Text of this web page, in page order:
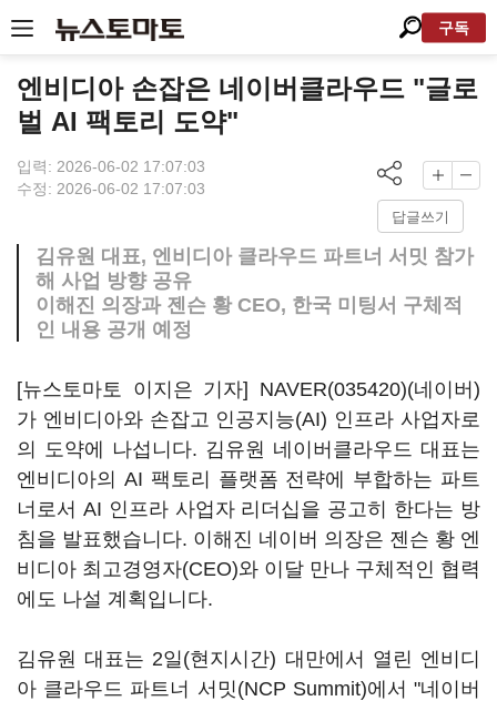
구독
엔비디아 손잡은 네이버클라우드 "글로
벌 AI 팩토리 도약"
입력: 2026-06-02 17:07:03
수정: 2026-06-02 17:07:03
답글쓰기
김유원 대표, 엔비디아 클라우드 파트너 서밋 참가
해 사업 방향 공유
이해진 의장과 젠슨 황 CEO, 한국 미팅서 구체적
인 내용 공개 예정
[뉴스토마토 이지은 기자] NAVER(035420)(네이버)
가 엔비디아와 손잡고 인공지능(AI) 인프라 사업자로
의 도약에 나섭니다. 김유원 네이버클라우드 대표는
엔비디아의 AI 팩토리 플랫폼 전략에 부합하는 파트
너로서 AI 인프라 사업자 리더십을 공고히 한다는 방
침을 발표했습니다. 이해진 네이버 의장은 젠슨 황 엔
비디아 최고경영자(CEO)와 이달 만나 구체적인 협력
에도 나설 계획입니다.
김유원 대표는 2일(현지시간) 대만에서 열린 엔비디
아 클라우드 파트너 서밋(NCP Summit)에서 "네이버